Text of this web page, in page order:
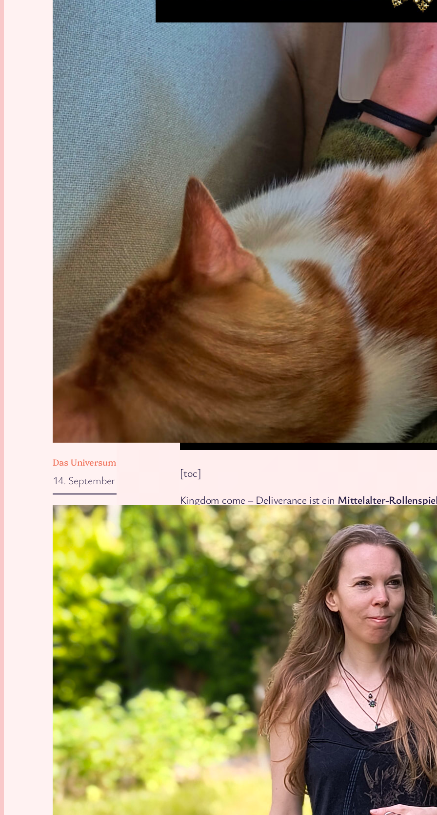
Das Universum will, dass wir zu Hause bleiben
14. September 2025
Mein letzter Beitrag ist schon eine ganze Weile her,
ich mich hier mal mit einem kleinen Teaser zurückmelden :D
Nachdem ich auf derGamescom
letzte Woche endlich
Come – Deliverance angespielt habe, befindet es sich jetzt
meiner Spielebibliothek auf Steam. Fünf Spielstunden sind
Spiel ein bisschen wenig, um schon fundiert was drüber zu
schreiben. Deswegen nur ein kurzer Teaser-Beitrag, in der
auf was Größeres in nicht allzu ferner Zukunft!
[toc]
Kingdom come – Deliverance ist ein Mittelalter-Rollenspiel
ähnelt es auf den ersten Blick großen Klassikern wieSkyrim
Witcher: Unser Held reitet stolz durch eine vorindustrielle
Landschaft, schlägt sich mit Banditen herum und besucht
Damen in zugigen Burgen. Im Gegensatz zu den Fantasy-
von Elder Scrolls, Witcher und Gothic möchte Kingdom
Deliverance aber die Spielwelt so darstellen, wie sie
Beginn des 15. Jahrhundertswar. Ohne Drachen, ohne
ohne Zauberformeln. Waaaaas, das geht?!
Historisches Rollenspiel
Ja, geht. Kingdom Come – Deliverance setzt aufhistorische
Persönlichkeiten , wie etwa König Sigismund, thematisiert
(damalig) aktuelle politische Lage und etwa auch das
Schisma (mehrere Päpste stritten sich darum, wer nun der
Papst ist) und versucht den Spieler in eine Position zu
der es nicht so einfach ist, seinen sozialen Stand zu
Denn unser Charakter ist Heinrich, derSohn eines
dem kleinen böhmischen Nest Skalitz. Er kann nicht